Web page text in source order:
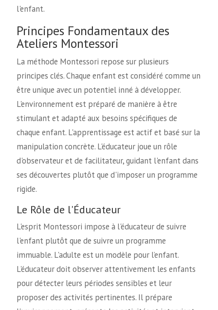
l'enfant.
Principes Fondamentaux des
Ateliers Montessori
La méthode Montessori repose sur plusieurs
principes clés. Chaque enfant est considéré comme un
être unique avec un potentiel inné à développer.
L'environnement est préparé de manière à être
stimulant et adapté aux besoins spécifiques de
chaque enfant. L'apprentissage est actif et basé sur la
manipulation concrète. L'éducateur joue un rôle
d'observateur et de facilitateur, guidant l'enfant dans
ses découvertes plutôt que d'imposer un programme
rigide.
Le Rôle de l'Éducateur
L'esprit Montessori impose à l'éducateur de suivre
l'enfant plutôt que de suivre un programme
immuable. L'adulte est un modèle pour l’enfant.
L'éducateur doit observer attentivement les enfants
pour détecter leurs périodes sensibles et leur
proposer des activités pertinentes. Il prépare